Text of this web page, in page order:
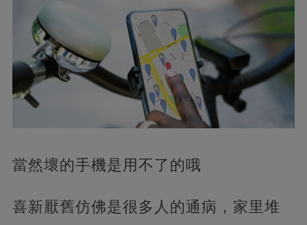
當然壞的手機是用不了的哦
喜新厭舊仿佛是很多人的通病，家里堆